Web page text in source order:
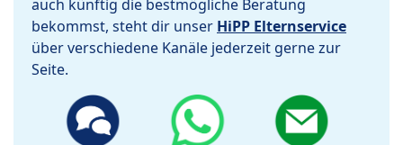
auch künftig die bestmögliche Beratung
bekommst, steht dir unser HiPP Elternservice
über verschiedene Kanäle jederzeit gerne zur
Seite.